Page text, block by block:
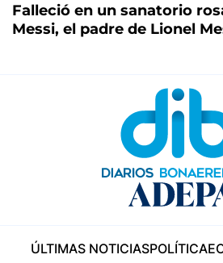
Falleció en un sanatorio
Messi, el padre de Lionel
ÚLTIMAS NOTICIASPOLÍTICA